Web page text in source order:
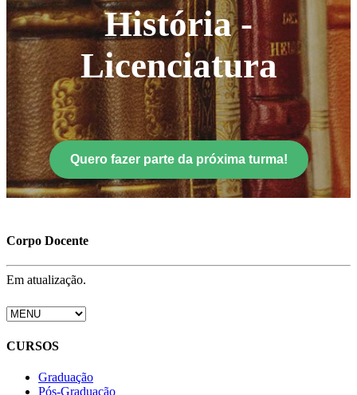
História -
Licenciatura
Quero fazer parte da próxima turma!
Corpo Docente
Em atualização.
CURSOS
Graduação
Pós-Graduação